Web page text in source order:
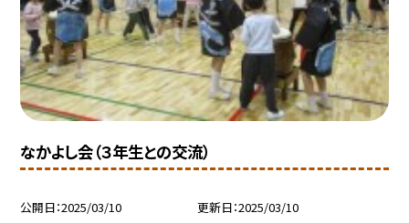
なかよし会（３年生との交流）
公開日 2025/03/10 更新日 2025/03/10